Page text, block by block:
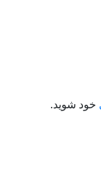
شوید.